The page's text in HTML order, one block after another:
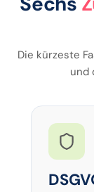
Die kürzeste
und